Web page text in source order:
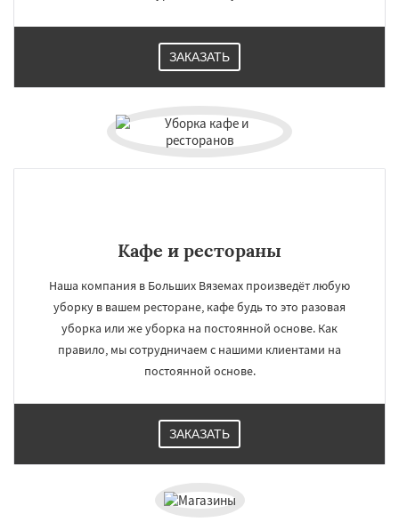
ЗАКАЗАТЬ
Кафе и рестораны
Наша компания в Больших Вяземах произведёт любую
уборку в вашем ресторане, кафе будь то это разовая
уборка или же уборка на постоянной основе. Как
правило, мы сотрудничаем с нашими клиентами на
постоянной основе.
ЗАКАЗАТЬ